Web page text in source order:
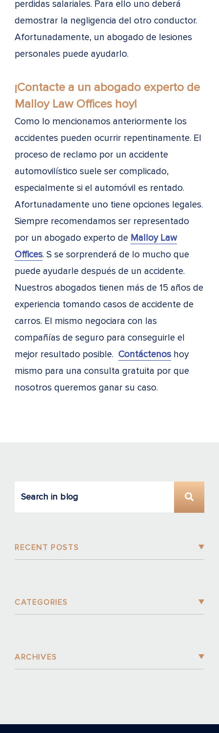
perdidas salariales. Para ello uno deberá
demostrar la negligencia del otro conductor.
Afortunadamente, un abogado de lesiones
personales puede ayudarlo.
¡Contacte a un abogado experto de
Malloy Law Offices hoy!
Como lo mencionamos anteriormente los
accidentes pueden ocurrir repentinamente. El
proceso de reclamo por un accidente
automovilístico suele ser complicado,
especialmente si el automóvil es rentado.
Afortunadamente uno tiene opciones legales.
Siempre recomendamos ser representado
por un abogado experto de Malloy Law
Offices. S se sorprenderá de lo mucho que
puede ayudarle después de un accidente.
Nuestros abogados tienen más de 15 años de
experiencia tomando casos de accidente de
carros. El mismo negociara con las
compañías de seguro para conseguirle el
mejor resultado posible. Contáctenos hoy
mismo para una consulta gratuita por que
nosotros queremos ganar su caso.
RECENT POSTS
CATEGORIES
ARCHIVES